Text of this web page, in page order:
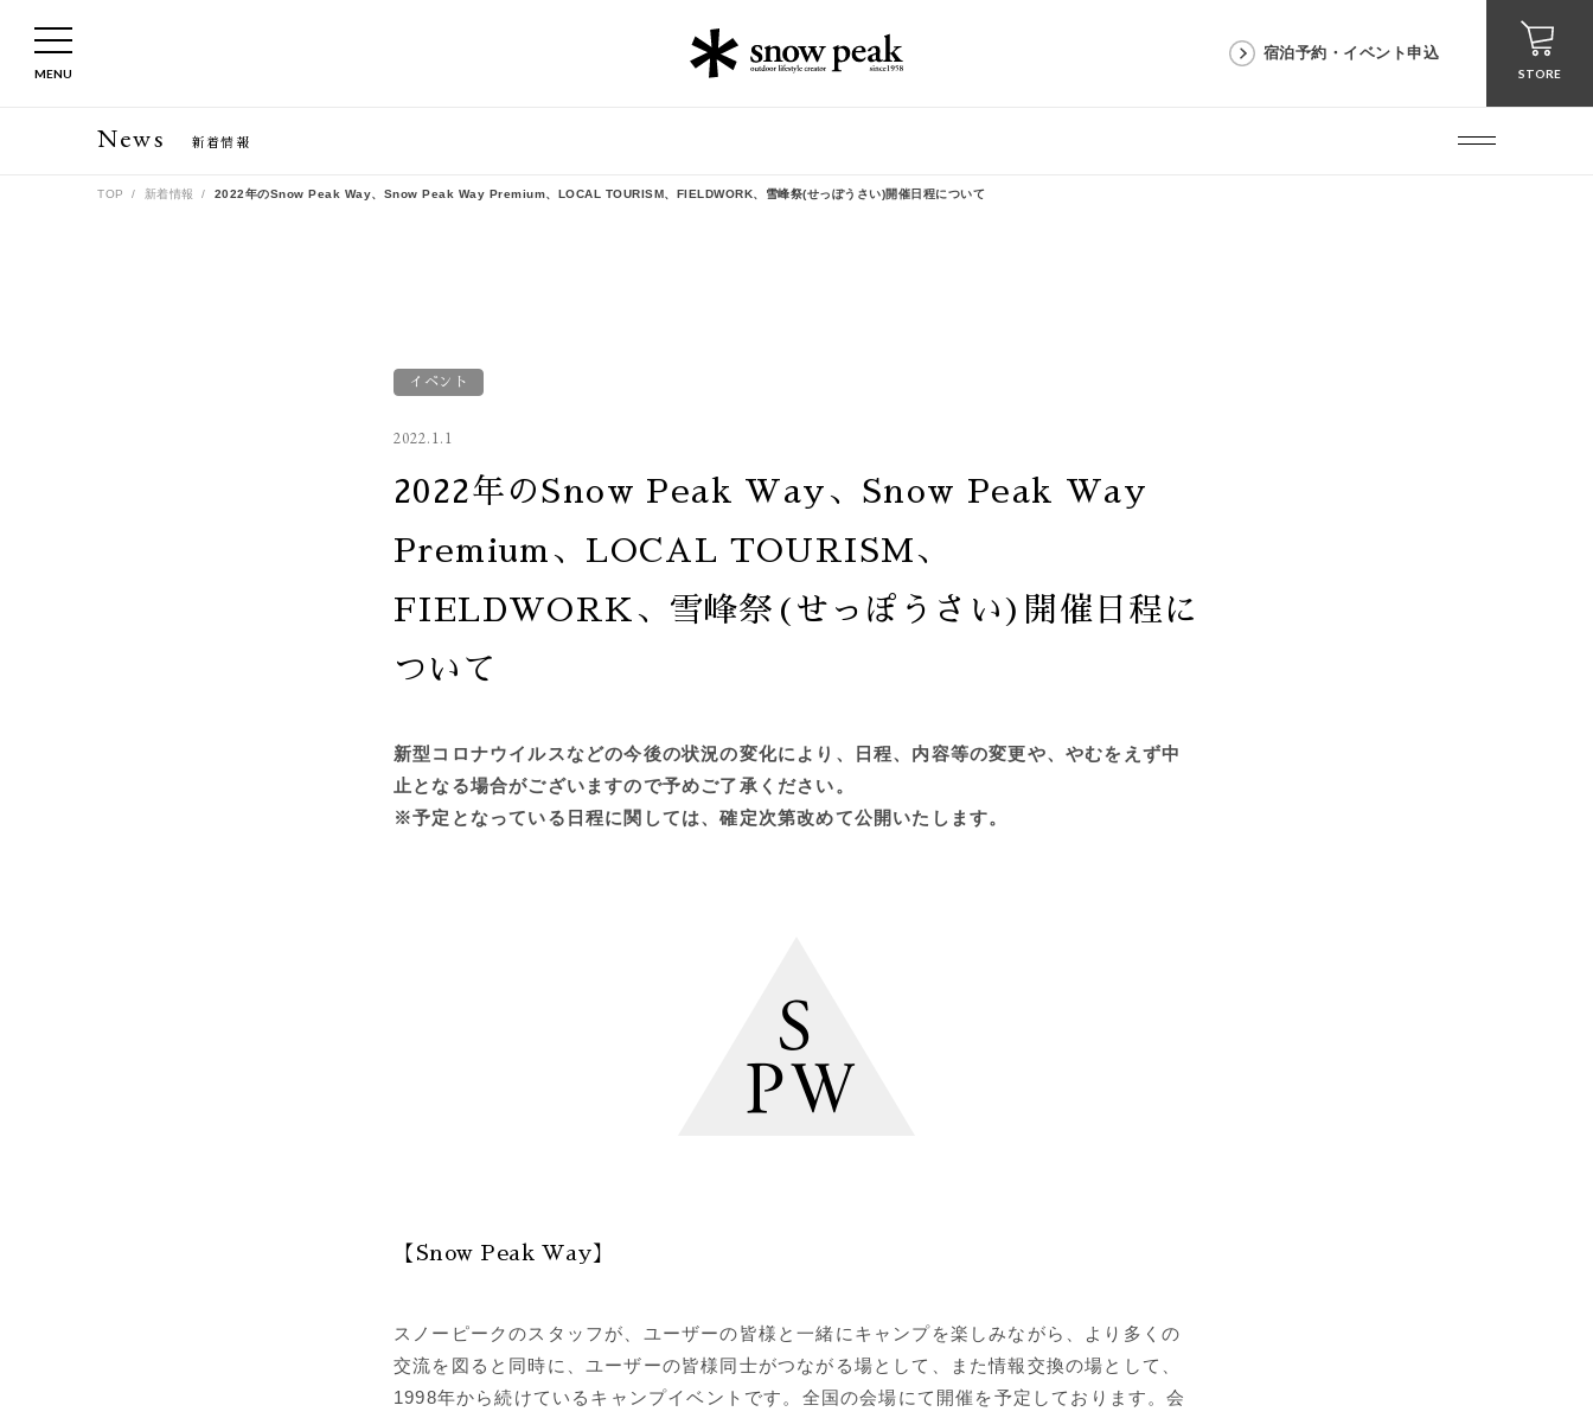
MENU STORE
宿泊予約・イベント申込
News 新着情報
TOP 新着情報 2022年のSnow Peak Way、Snow Peak Way Premium、LOCAL TOURISM、FIELDWORK、雪峰祭(せっぽうさい)開催日程について
イベント
2022.1.1
2022年のSnow Peak Way、Snow Peak Way
Premium、LOCAL TOURISM、
FIELDWORK、雪峰祭(せっぽうさい)開催日程に
ついて
新型コロナウイルスなどの今後の状況の変化により、日程、内容等の変更や、やむをえず中
止となる場合がございますので予めご了承ください。
※予定となっている日程に関しては、確定次第改めて公開いたします。
【Snow Peak Way】
スノーピークのスタッフが、ユーザーの皆様と一緒にキャンプを楽しみながら、より多くの
交流を図ると同時に、ユーザーの皆様同士がつながる場として、また情報交換の場として、
1998年から続けているキャンプイベントです。全国の会場にて開催を予定しております。会